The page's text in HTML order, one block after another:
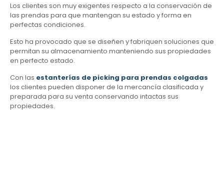
Los clientes son muy exigentes respecto a la conservación de
las prendas para que mantengan su estado y forma en
perfectas condiciones.
Esto ha provocado que se diseñen y fabriquen soluciones que
permitan su almacenamiento manteniendo sus propiedades
en perfecto estado.
Con las estanterías de picking para prendas colgadas
los clientes pueden disponer de la mercancía clasificada y
preparada para su venta conservando intactas sus
propiedades.